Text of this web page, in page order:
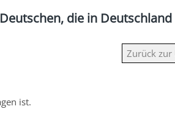
die in
Zurück zur
ist.